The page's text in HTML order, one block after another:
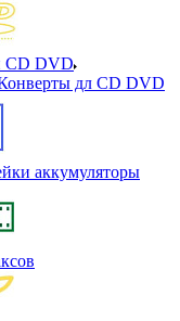
CD DVD
дл CD DVD
аккумуляторы